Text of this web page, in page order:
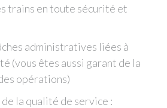
trains en toute sécurité et
administratives liées à
(vous êtes aussi garant de la
opérations)
la qualité de service :